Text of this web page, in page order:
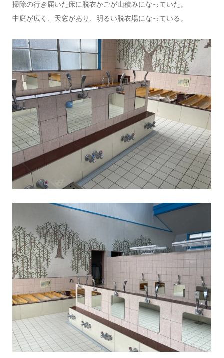
掃除の行き届いた床に脱衣かごが山積みになっていた。
中庭が広く、天窓があり、明るい脱衣場になっている。